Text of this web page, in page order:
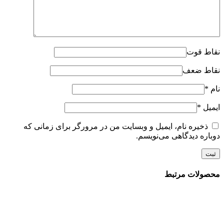
نقاط قوت
نقاط ضعف
نام *
ایمیل *
ذخیره نام، ایمیل و وبسایت من در مرورگر برای زمانی که
دوباره دیدگاهی می‌نویسم.
محصولات مرتبط